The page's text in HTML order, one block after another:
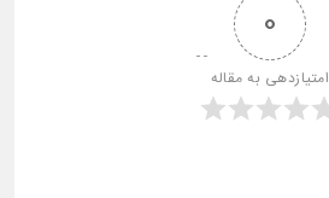
0
امتیازدهی به مقاله